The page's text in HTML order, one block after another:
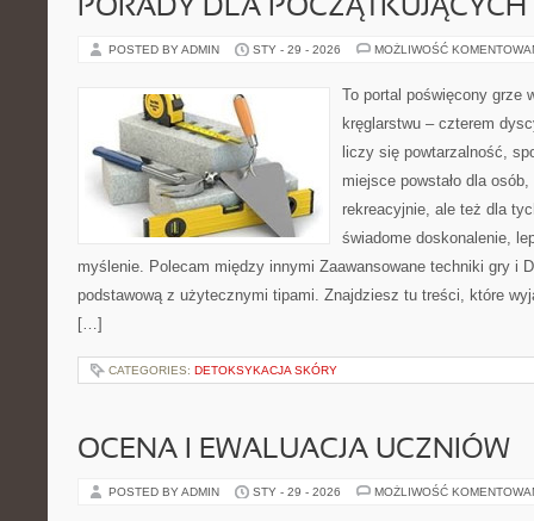
PORADY DLA POCZĄTKUJĄCYCH
POSTED BY ADMIN STY - 29 - 2026 MOŻLIWOŚĆ
To portal poświęcony grze
kręglarstwu – czterem
liczy się powtarzalność,
miejsce powstało dla
rekreacyjnie, ale też dla
świadome doskonalenie,
myślenie. Polecam między innymi Zaawansowane techniki gry i
podstawową z użytecznymi tipami. Znajdziesz tu treści, które
[…]
CATEGORIES: DETOKSYKACJA SKÓRY
OCENA I EWALUACJA UCZNIÓW
POSTED BY ADMIN STY - 29 - 2026 MOŻLIWOŚĆ